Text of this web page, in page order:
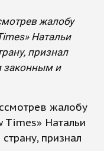
жалобу
Натальи
признал
законным и
жалобу
Times» Натальи
признал